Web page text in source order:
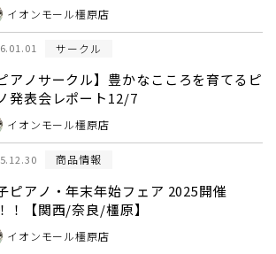
イオンモール橿原店
サークル
ピアノサークル】豊かなこころを育てるピ
発表会レポート12/7
イオンモール橿原店
商品情報
ピアノ・年末年始フェア 2025開催
！【関西/奈良/橿原】
イオンモール橿原店